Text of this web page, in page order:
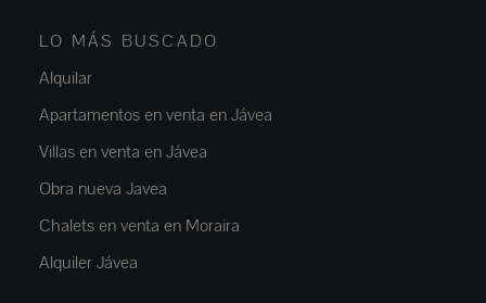
LO MÁS BUSCADO
Alquilar
Apartamentos en venta en Jávea
Villas en venta en Jávea
Obra nueva Javea
Chalets en venta en Moraira
Alquiler Jávea